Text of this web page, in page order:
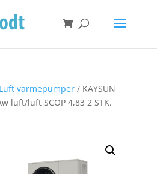
varmepumper/ KAYSUN
luft/luft SCOP 4,83 2 STK.